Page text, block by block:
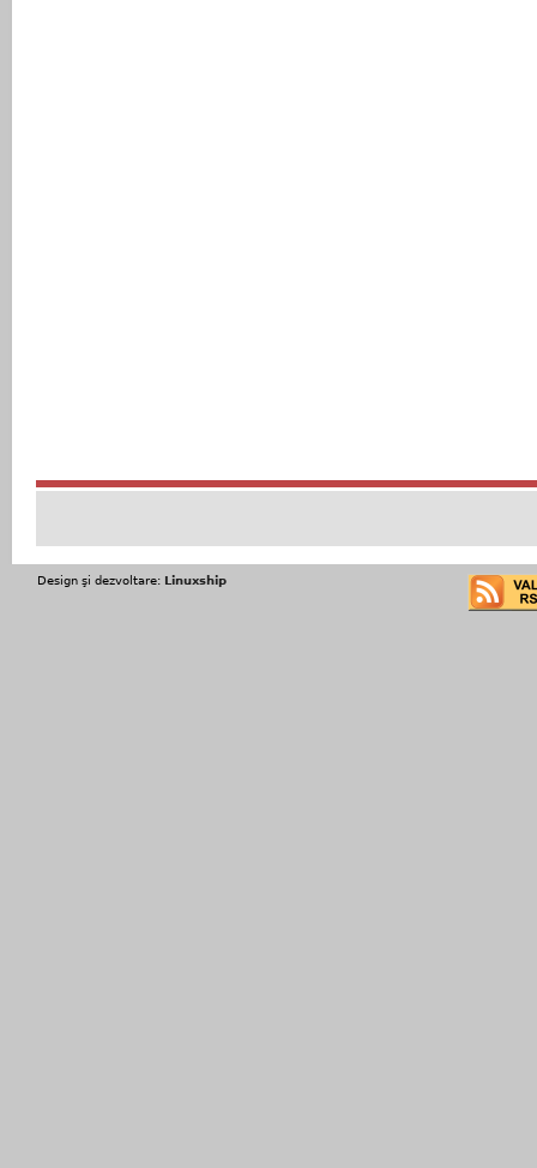
Design şi dezvoltare: Linuxship